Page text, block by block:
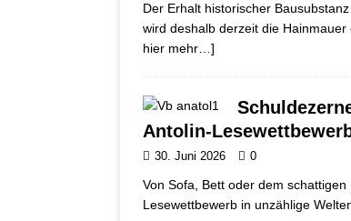
Der Erhalt historischer
wird deshalb derzeit die
hier mehr…]
Antolin-
30. Juni 2026 0
Von Sofa, Bett oder dem
Lesewettbewerb in unzählige